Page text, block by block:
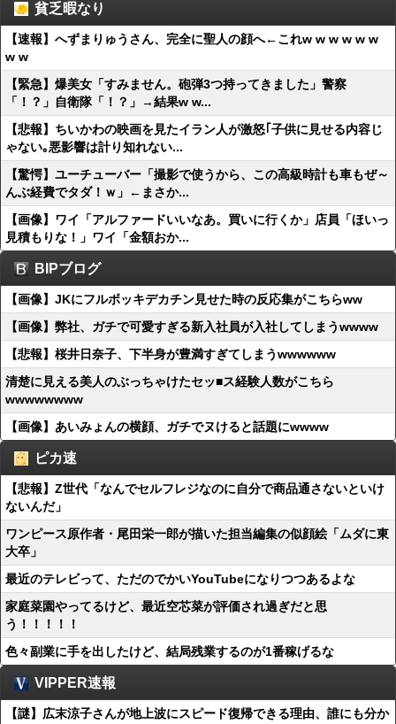
貧乏暇なり
【速報】へずまりゅうさん、完全に聖人の顔へ←これw w w w w w
w w
【緊急】爆美女「すみません。砲弾3つ持ってきました」警察
「！？」自衛隊「！？」→結果w w...
【悲報】ちいかわの映画を見たイラン人が激怒｢子供に見せる内容じ
ゃない｡悪影響は計り知れない...
【驚愕】ユーチューバー「撮影で使うから、この高級時計も車もぜ～
んぶ経費でタダ！ｗ」←まさか...
【画像】ワイ「アルファードいいなあ。買いに行くか」店員「ほいっ
見積もりな！」ワイ「金額おか...
BIPブログ
【画像】JKにフルボッキデカチン見せた時の反応集がこちらww
【画像】弊社、ガチで可愛すぎる新入社員が入社してしまうwwww
【悲報】桜井日奈子、下半身が豊満すぎてしまうwwwwww
清楚に見える美人のぶっちゃけたセッ■ス経験人数がこちら
wwwwwwww
【画像】あいみょんの横顔、ガチでヌけると話題にwwww
ピカ速
【悲報】Z世代「なんでセルフレジなのに自分で商品通さないといけ
ないんだ」
ワンピース原作者・尾田栄一郎が描いた担当編集の似顔絵「ムダに東
大卒」
最近のテレビって、ただのでかいYouTubeになりつつあるよな
家庭菜園やってるけど、最近空芯菜が評価され過ぎだと思
う！！！！！
色々副業に手を出したけど、結局残業するのが1番稼げるな
VIPPER速報
【謎】広末涼子さんが地上波にスピード復帰できる理由、誰にも分か